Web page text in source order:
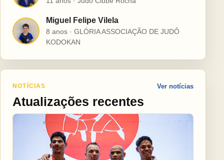
M
Miguel Felipe Vilela
8 anos · GLÓRIA ASSOCIAÇÃO DE JUDÔ
KODOKAN
NOTÍCIAS
Atualizações recentes
Ver notícias